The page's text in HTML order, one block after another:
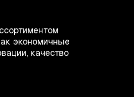
экономичные
качество